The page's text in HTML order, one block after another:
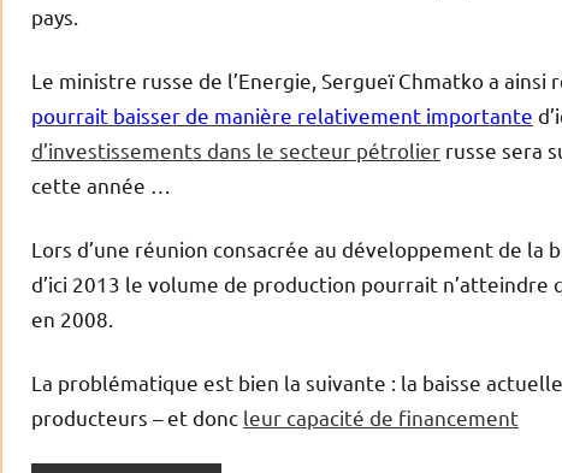
pays.
Le ministre russe de l’Energie, Sergueï Chmatko a
pourrait baisser de manière relativement importante
d’investissements dans le secteur pétrolier russe sera
cette année …
Lors d’une réunion consacrée au développement de la
d’ici 2013 le volume de production pourrait
en 2008.
La problématique est bien la suivante : la baisse
producteurs – et donc leur capacité de financement